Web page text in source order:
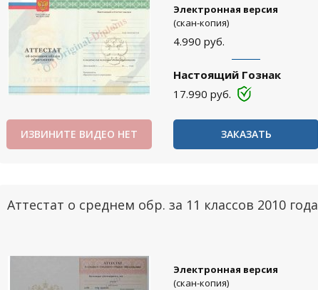
Электронная версия
(скан-копия)
4.990 руб.
Настоящий Гознак
17.990 руб.
ИЗВИНИТЕ ВИДЕО НЕТ ЗАКАЗАТЬ
Аттестат о среднем обр. за 11 классов 2010 года
Электронная версия
(скан-копия)